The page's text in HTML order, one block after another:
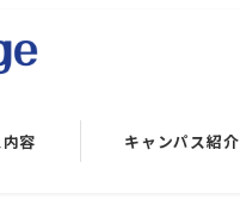
容 キャンパス紹介